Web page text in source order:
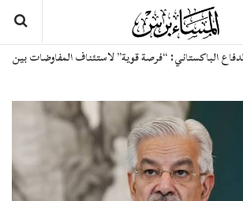
الباكستاني: “فرصة قوية” لاستئناف المفاوضات بين